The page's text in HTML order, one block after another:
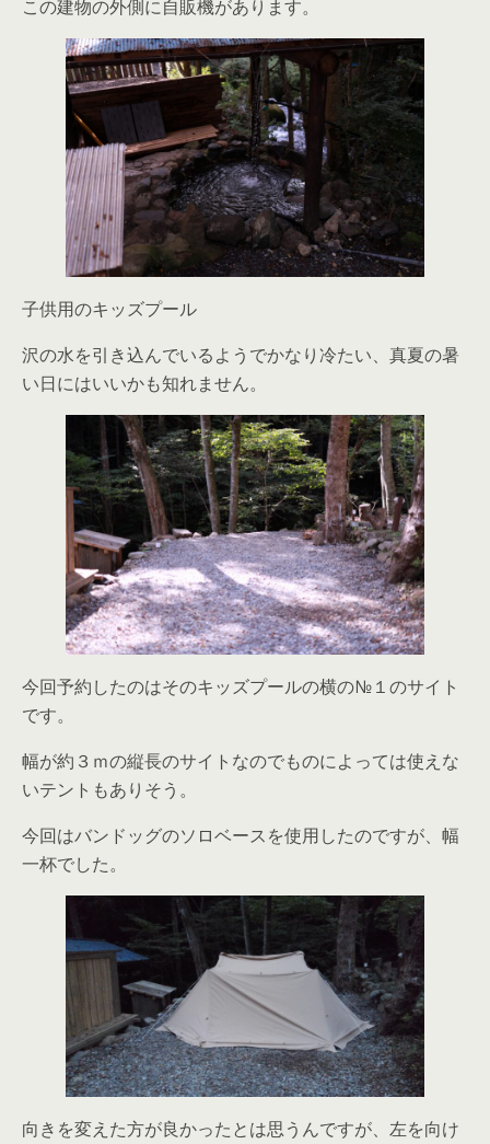
この建物の外側に自販機があります。
子供用のキッズプール
沢の水を引き込んでいるようでかなり冷たい、真夏の暑
い日にはいいかも知れません。
今回予約したのはそのキッズプールの横の№１のサイト
です。
幅が約３ｍの縦長のサイトなのでものによっては使えな
いテントもありそう。
今回はバンドッグのソロベースを使用したのですが、幅
一杯でした。
向きを変えた方が良かったとは思うんですが、左を向け